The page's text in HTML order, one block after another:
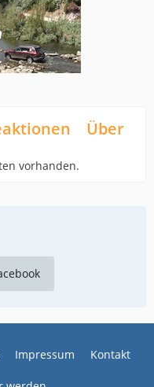
Über
vorhanden.
Impressum Kontakt